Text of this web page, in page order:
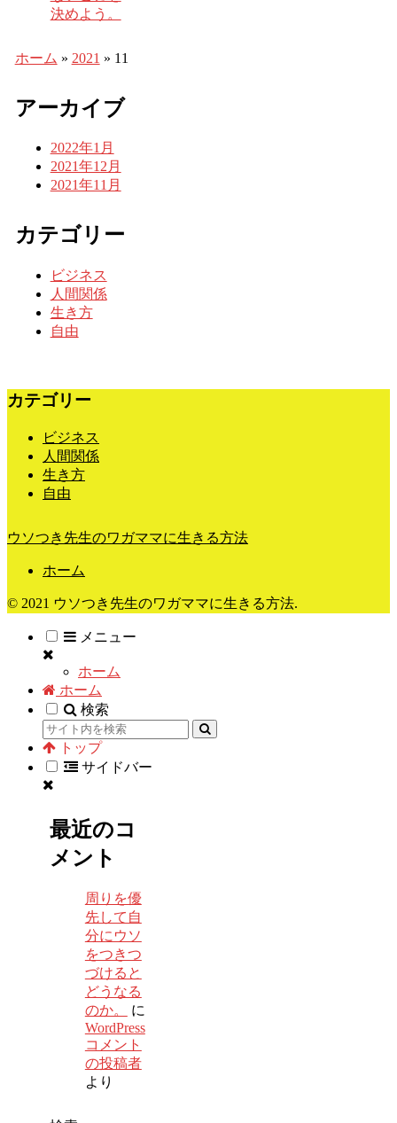
決めよう。
ホーム » 2021 » 11
アーカイブ
2022年1月
2021年12月
2021年11月
カテゴリー
ビジネス
人間関係
生き方
自由
カテゴリー
ビジネス
人間関係
生き方
自由
ウソつき先生のワガママに生きる方法
ホーム
© 2021 ウソつき先生のワガママに生きる方法.
メニュー
ホーム
ホーム
検索
トップ
サイドバー
最近のコ
メント
周りを優
先して自
分にウソ
をつきつ
づけると
どうなる
のか。
に
WordPress
コメント
の投稿者
より